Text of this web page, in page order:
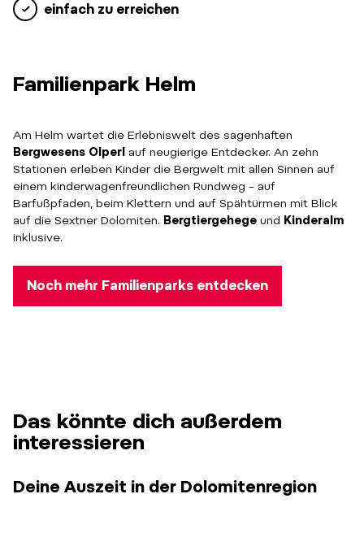
einfach zu erreichen
Familienpark Helm
Am Helm wartet die Erlebniswelt des sagenhaften
Bergwesens Olperl auf neugierige Entdecker. An zehn
Stationen erleben Kinder die Bergwelt mit allen Sinnen auf
einem kinderwagenfreundlichen Rundweg – auf
Barfußpfaden, beim Klettern und auf Spähtürmen mit Blick
auf die Sextner Dolomiten. Bergtiergehege und Kinderalm
inklusive.
Noch mehr Familienparks entdecken
Das könnte dich außerdem
interessieren
Deine Auszeit in der Dolomitenregion